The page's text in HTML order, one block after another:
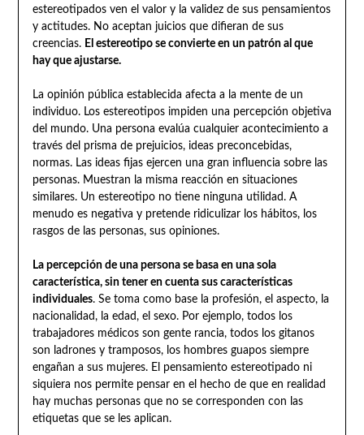
estereotipados ven el valor y la validez de sus pensamientos
y actitudes. No aceptan juicios que difieran de sus
creencias. El estereotipo se convierte en un patrón al que
hay que ajustarse.
La opinión pública establecida afecta a la mente de un
individuo. Los estereotipos impiden una percepción objetiva
del mundo. Una persona evalúa cualquier acontecimiento a
través del prisma de prejuicios, ideas preconcebidas,
normas. Las ideas fijas ejercen una gran influencia sobre las
personas. Muestran la misma reacción en situaciones
similares. Un estereotipo no tiene ninguna utilidad. A
menudo es negativa y pretende ridiculizar los hábitos, los
rasgos de las personas, sus opiniones.
La percepción de una persona se basa en una sola
característica, sin tener en cuenta sus características
individuales. Se toma como base la profesión, el aspecto, la
nacionalidad, la edad, el sexo. Por ejemplo, todos los
trabajadores médicos son gente rancia, todos los gitanos
son ladrones y tramposos, los hombres guapos siempre
engañan a sus mujeres. El pensamiento estereotipado ni
siquiera nos permite pensar en el hecho de que en realidad
hay muchas personas que no se corresponden con las
etiquetas que se les aplican.